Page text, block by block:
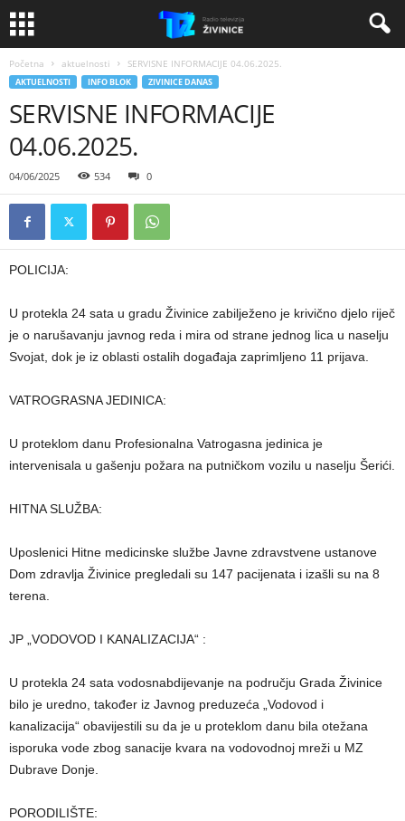
Početna aktuelnosti SERVISNE INFORMACIJE 04.06.2025.
AKTUELNOSTI INFO BLOK ZIVINICE DANAS
SERVISNE INFORMACIJE
04.06.2025.
04/06/2025 534 0
POLICIJA:
U protekla 24 sata u gradu Živinice zabilježeno je krivično djelo riječ
je o narušavanju javnog reda i mira od strane jednog lica u naselju
Svojat, dok je iz oblasti ostalih događaja zaprimljeno 11 prijava.
VATROGRASNA JEDINICA:
U proteklom danu Profesionalna Vatrogasna jedinica je
intervenisala u gašenju požara na putničkom vozilu u naselju Šerići.
HITNA SLUŽBA:
Uposlenici Hitne medicinske službe Javne zdravstvene ustanove
Dom zdravlja Živinice pregledali su 147 pacijenata i izašli su na 8
terena.
JP „VODOVOD I KANALIZACIJA“ :
U protekla 24 sata vodosnabdijevanje na području Grada Živinice
bilo je uredno, također iz Javnog preduzeća „Vodovod i
kanalizacija“ obavijestili su da je u proteklom danu bila otežana
isporuka vode zbog sanacije kvara na vodovodnoj mreži u MZ
Dubrave Donje.
PORODILIŠTE: